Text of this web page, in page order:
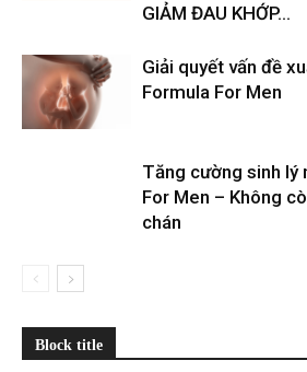
GIẢM ĐAU KHỚP...
Giải quyết vấn đề
Formula For Men
Tăng cường sinh lý
For Men – Không
chán
Block title